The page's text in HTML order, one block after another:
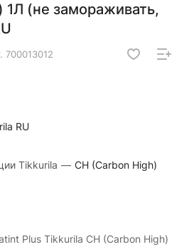
1Л (не замораживать,
700013012
RU
Tikkurila — CH (Carbon High)
Plus Tikkurila CH (Carbon High)